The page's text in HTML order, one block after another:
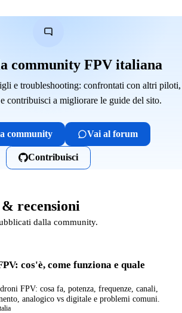
community FPV italiana
e troubleshooting: confrontati con altri piloti,
contribuisci a migliorare le guide del sito.
community Vai al forum
Contribuisci
recensioni
dalla community.
cos'è, come funziona e quale
FPV: cosa fa, potenza, frequenze, canali,
analogico vs digitale e problemi comuni.